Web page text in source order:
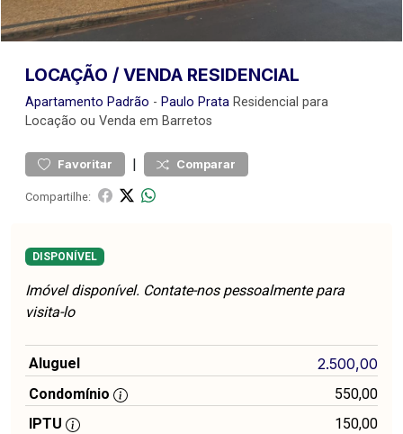
LOCAÇÃO / VENDA RESIDENCIAL
Apartamento Padrão - Paulo Prata Residencial para
Locação ou Venda em Barretos
Favoritar | Comparar
Compartilhe:
DISPONÍVEL
Imóvel disponível. Contate-nos pessoalmente para
visita-lo
Aluguel 2.500,00
Condomínio
550,00
IPTU
150,00